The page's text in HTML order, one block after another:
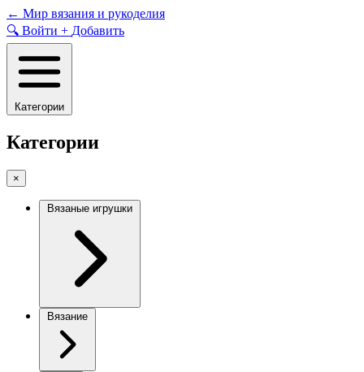
Skip
to
content
← Мир вязания и рукоделия
🔍 Войти + Добавить
Категории
Категории
×
Вязаные игрушки
Вязание